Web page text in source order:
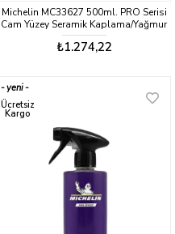
Michelin MC33627 500ml. PRO Serisi
Cam Yüzey Seramik Kaplama/Yağmur
Kaydırıcı
₺1.274,22
yeni
ürün
Ücretsiz
Kargo